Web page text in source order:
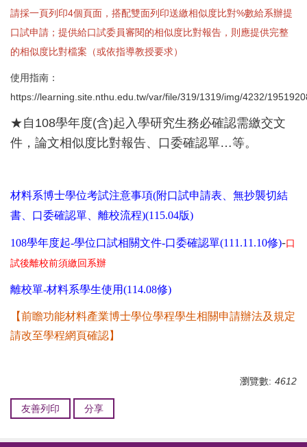
請採一頁列印4個頁面，搭配雙面列印送繳相似度比對%數給系辦提
口試申請；提供給口試委員審閱的相似度比對報告，則應提供完整
的相似度比對檔案（或依指導教授要求）
使用指南：
https://learning.site.nthu.edu.tw/var/file/319/1319/img/4232/
★自108學年度(含)起入學研究生務必確認需繳交文
件，論文相似度比對報告、口委確認單…等。
材料系博士學位考試注意事項(附口試申請表、無抄襲切結
書、口委確認單、離校流程)(115.04版)
108學年度起-學位口試相關文件-口委確認單(111.11.10修)-口
試後離校前須繳回系辦
離校單-材料系學生使用(114.08修)
【前瞻功能材料產業博士學位學程學生相關申請辦法及規定
請改至學程網頁確認】
瀏覽數: 4612
友善列印 分享